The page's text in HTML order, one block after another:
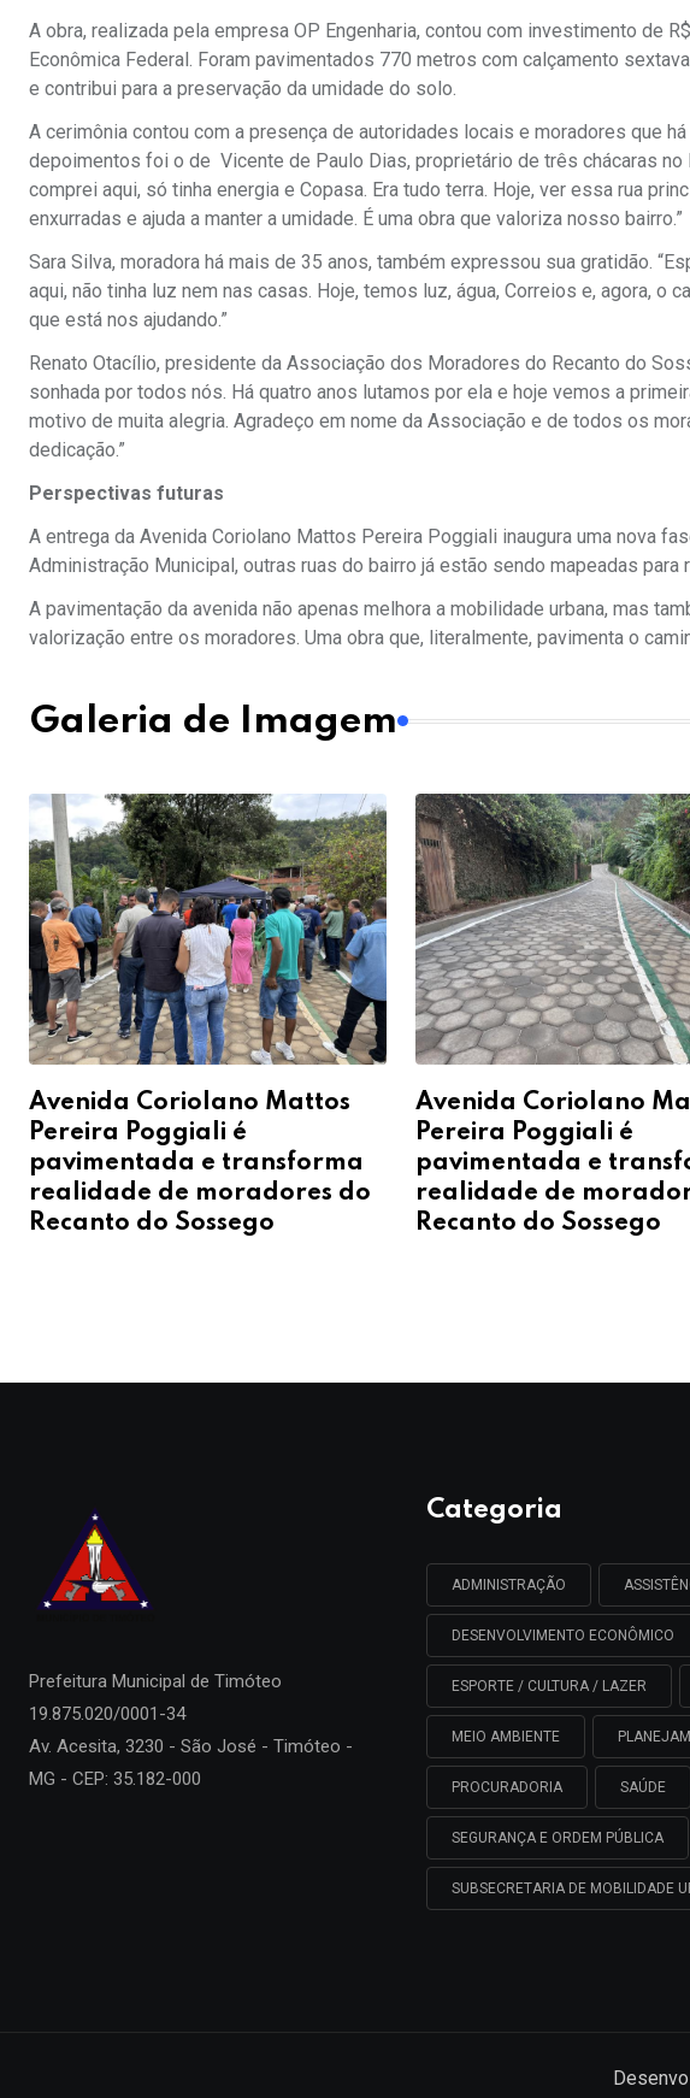
A obra, realizada pela empresa OP Engenharia, contou com investimento de
Econômica Federal. Foram pavimentados 770 metros com calçamento
e contribui para a preservação da umidade do solo.
A cerimônia contou com a presença de autoridades locais e moradores que
depoimentos foi o de Vicente de Paulo Dias, proprietário de três chácaras no
comprei aqui, só tinha energia e Copasa. Era tudo terra. Hoje, ver essa rua
enxurradas e ajuda a manter a umidade. É uma obra que valoriza nosso bairro.”
Sara Silva, moradora há mais de 35 anos, também expressou sua gratidão.
aqui, não tinha luz nem nas casas. Hoje, temos luz, água, Correios e, agora, o
que está nos ajudando.”
Renato Otacílio, presidente da Associação dos Moradores do Recanto do
sonhada por todos nós. Há quatro anos lutamos por ela e hoje vemos a
motivo de muita alegria. Agradeço em nome da Associação e de todos os
dedicação.”
Perspectivas futuras
A entrega da Avenida Coriolano Mattos Pereira Poggiali inaugura uma nova
Administração Municipal, outras ruas do bairro já estão sendo mapeadas
A pavimentação da avenida não apenas melhora a mobilidade urbana, mas
valorização entre os moradores. Uma obra que, literalmente, pavimenta o
Galeria de Imagem
Avenida Coriolano Mattos
Pereira Poggiali é
pavimentada e transforma
realidade de moradores do
Recanto do Sossego
Avenida Coriolano
Pereira Poggiali é
pavimentada e
realidade de
Recanto do Sossego
Prefeitura Municipal de Timóteo
19.875.020/0001-34
Av. Acesita, 3230 - São José - Timóteo -
MG - CEP: 35.182-000
Categoria
ADMINISTRAÇÃO
DESENVOLVIMENTO ECONÔMICO
ESPORTE / CULTURA / LAZER
MEIO AMBIENTE
PROCURADORIA SAÚDE
SEGURANÇA E ORDEM PÚBLICA
SUBSECRETARIA DE MOBILIDADE